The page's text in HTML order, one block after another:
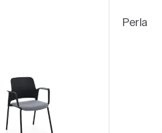
Perla